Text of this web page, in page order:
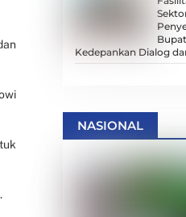
Kedepankan Dialog
NASIONAL